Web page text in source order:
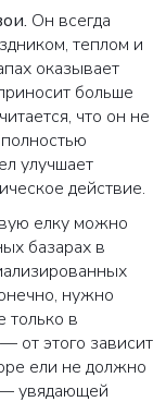
. Он всегда
теплом и
оказывает
больше
что он не
улучшает
действие.
елку можно
базарах в
нужно
только в
от этого зависит
ели не должно
— увядающей